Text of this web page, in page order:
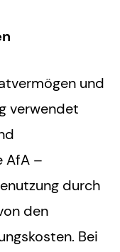
und
verwendet
AfA –
durch
den
Bei